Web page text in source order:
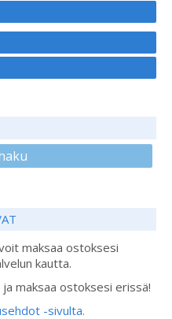
maksaa ostoksesi
kautta.
maksaa ostoksesi erissä!
-sivulta.